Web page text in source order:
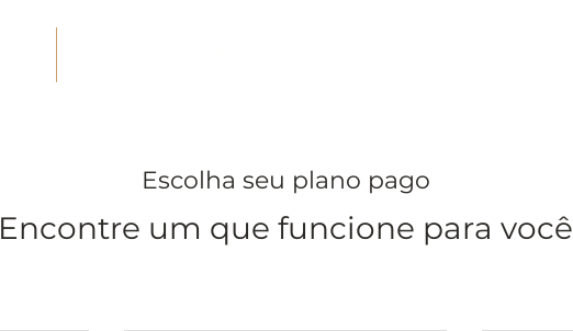
Escolha seu plano pago
Encontre um que funcione para você